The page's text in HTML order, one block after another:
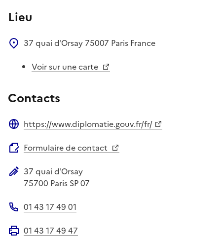
Lieu
37 quai d'Orsay 75007 Paris France
Voir sur une carte
Contacts
https://www.diplomatie.gouv.fr/fr/
Formulaire de contact
Adresse postale
37 quai d'Orsay
75700 Paris SP 07
01 43 17 49 01
01 43 17 49 47